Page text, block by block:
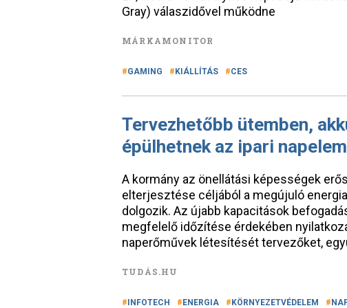
Gray) válaszidővel működne
MÁRKAMONITOR
GAMING KIÁLLÍTÁS CES
Tervezhetőbb ütemben,
épülhetnek az ipari
A kormány az önellátási képességek
elterjesztése céljából a megújuló
dolgozik. Az újabb kapacitások
megfelelő időzítése érdekében
naperőművek létesítését tervezőket,
TUDÁS.HU
INFOTECH ENERGIA KÖRNYEZETVÉDELEM